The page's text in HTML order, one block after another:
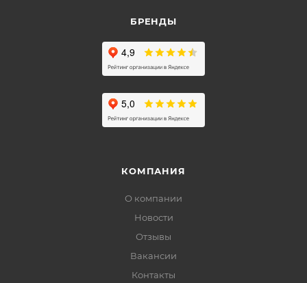
БРЕНДЫ
КОМПАНИЯ
О компании
Новости
Отзывы
Вакансии
Контакты